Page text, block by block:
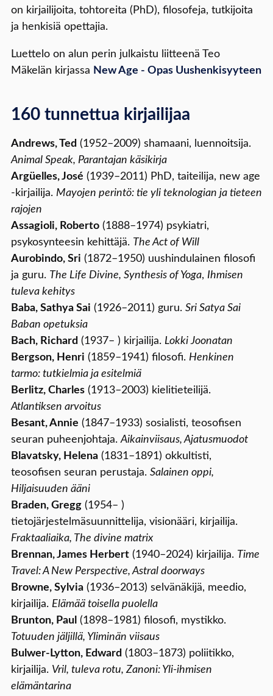
on kirjailijoita, tohtoreita (PhD), filosofeja, tutkijoita
ja henkisiä opettajia.
Luettelo on alun perin julkaistu liitteenä Teo
Mäkelän kirjassa New Age - Opas Uushenkisyyteen
160 tunnettua kirjailijaa
Andrews, Ted (1952–2009) shamaani, luennoitsija.
Animal Speak, Parantajan käsikirja
Argüelles, José (1939–2011) PhD, taiteilija, new age
-kirjailija. Mayojen perintö: tie yli teknologian ja tieteen
rajojen
Assagioli, Roberto(1888–1974) psykiatri,
psykosynteesin kehittäjä. The Act of Will
Aurobindo, Sri (1872–1950) uushindulainen filosofi
ja guru. The Life Divine, Synthesis of Yoga, Ihmisen
tuleva kehitys
Baba, Sathya Sai (1926–2011) guru. Sri Satya Sai
Baban opetuksia
Bach, Richard (1937– ) kirjailija. Lokki Joonatan
Bergson, Henri (1859–1941) filosofi. Henkinen
tarmo: tutkielmia ja esitelmiä
Berlitz, Charles(1913–2003) kielitieteilijä.
Atlantiksen arvoitus
Besant, Annie (1847–1933) sosialisti, teosofisen
seuran puheenjohtaja. Aikainviisaus, Ajatusmuodot
Blavatsky, Helena(1831–1891) okkultisti,
teosofisen seuran perustaja. Salainen oppi,
Hiljaisuuden ääni
Braden, Gregg(1954– )
tietojärjestelmäsuunnittelija, visionääri, kirjailija.
Fraktaaliaika, The divine matrix
Brennan, James Herbert(1940–2024) kirjailija. Time
Travel: A New Perspective, Astral doorways
Browne, Sylvia(1936–2013) selvänäkijä, meedio,
kirjailija. Elämää toisella puolella
Brunton, Paul (1898–1981) filosofi, mystikko.
Totuuden jäljillä, Yliminän viisaus
Bulwer-Lytton, Edward (1803–1873) poliitikko,
kirjailija. Vril, tuleva rotu, Zanoni: Yli-ihmisen
elämäntarina